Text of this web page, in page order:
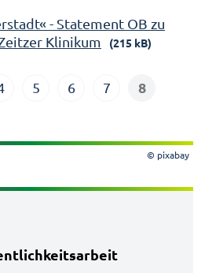
- Statement OB zu
Klinikum
(215 kB)
5 6 7 8
© pixabay